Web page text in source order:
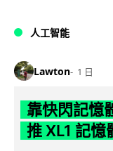
人工智能
Lawton 1 日
靠快閃記憶
推 XL1 記憶